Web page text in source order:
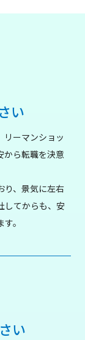
い
リーマンショッ
から転職を決意
り、景気に左右
してからも、安
。
い